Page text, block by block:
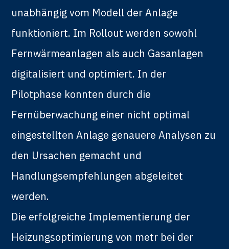
unabhängig vom Modell der Anlage
funktioniert. Im Rollout werden sowohl
Fernwärmeanlagen als auch Gasanlagen
digitalisiert und optimiert. In der
Pilotphase konnten durch die
Fernüberwachung einer nicht optimal
eingestellten Anlage genauere Analysen zu
den Ursachen gemacht und
Handlungsempfehlungen abgeleitet
werden.
Die erfolgreiche Implementierung der
Heizungsoptimierung von metr bei der